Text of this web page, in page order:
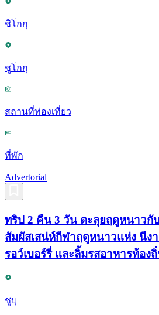
ชิโกกุ
ชูโกกุ
สถานที่ท่องเที่ยว
ที่พัก
Advertorial
ทริป 2 คืน 3 วัน ตะลุยฤดูหนาวกั
สัมผัสเสน่ห์กีฬาฤดูหนาวแห่ง นีงา
รอว์เบอร์รี่ และลิ้มรสอาหารท้อง
ชูบุ